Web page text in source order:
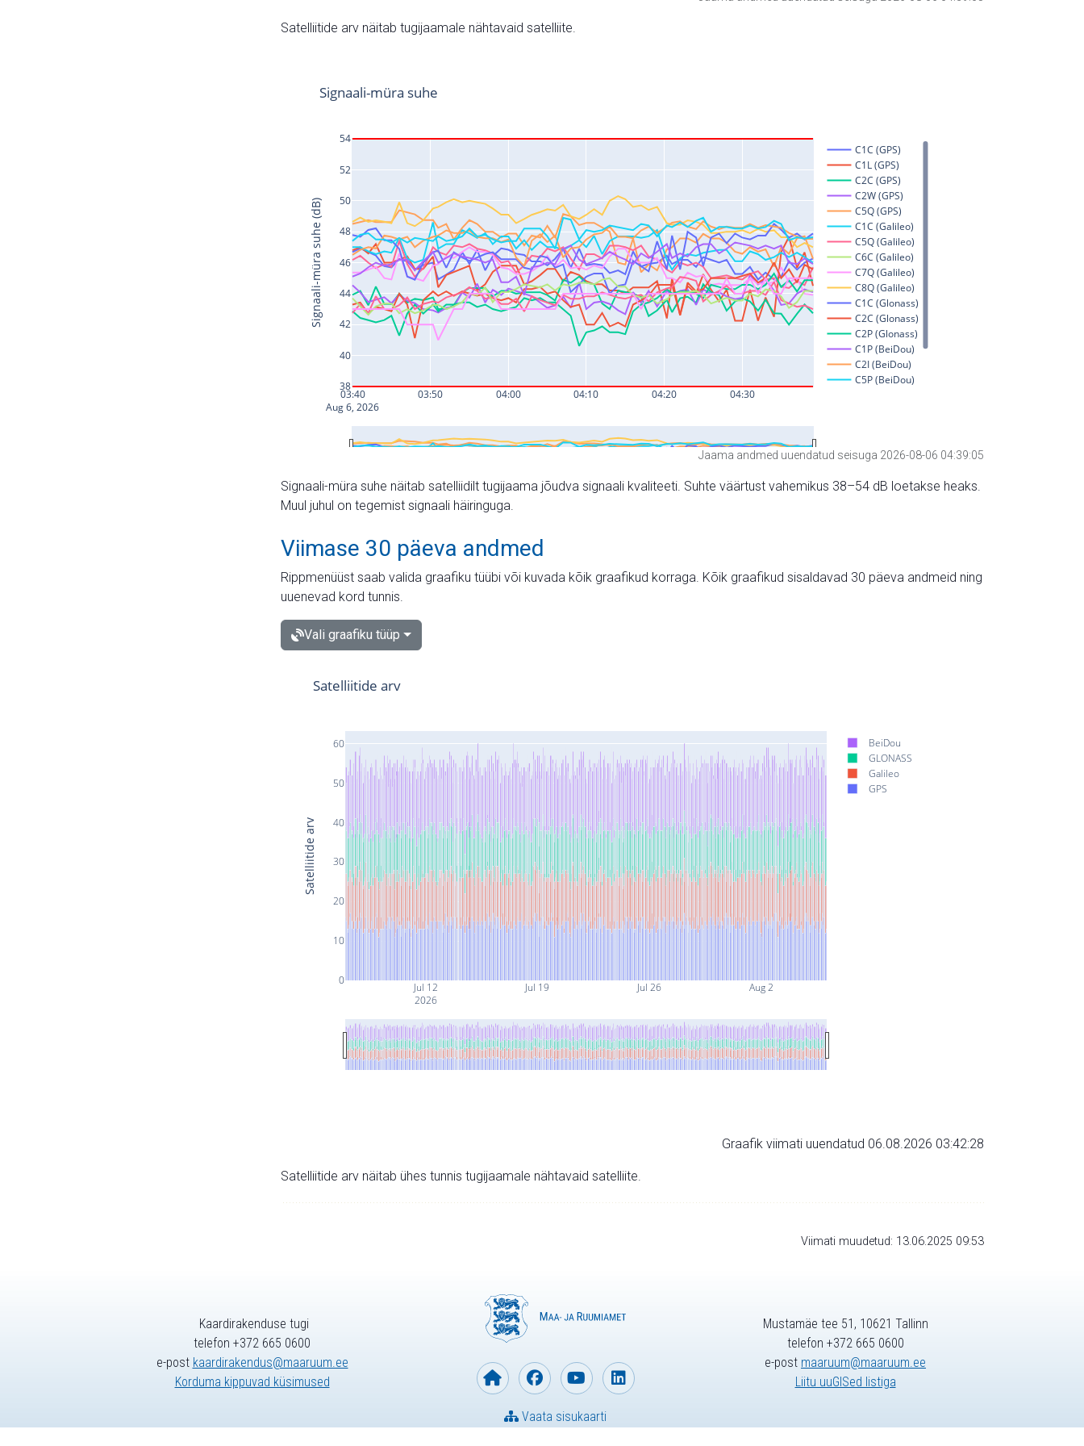
Satelliitide arv näitab tugijaamale nähtavaid satelliite.
Jaama andmed uuendatud seisuga 2026-08-06 04:39:05
Signaali-müra suhe näitab satelliidilt tugijaama jõudva signaali kvaliteeti. Suhte väärtust vahemikus 38–54 dB loetakse heaks.
Muul juhul on tegemist signaali häiringuga.
Viimase 30 päeva andmed
Rippmenüüst saab valida graafiku tüübi või kuvada kõik graafikud korraga. Kõik graafikud sisaldavad 30 päeva andmeid ning
uuenevad kord tunnis.
Vali graafiku tüüp
Jul 12
2026
Jul 19 Jul 26 Aug 2
0
10
20
30
40
50
60
BeiDou
GLONASS
Galileo
GPS
Satelliitide arv
Satelliitide arv
Graafik viimati uuendatud 06.08.2026 03:42:28
Satelliitide arv näitab ühes tunnis tugijaamale nähtavaid satelliite.
Viimati muudetud: 13.06.2025 09:53
Kaardirakenduse tugi
telefon +372 665 0600
e-post kaardirakendus@maaruum.ee
Korduma kippuvad küsimused
Vaata sisukaarti
Mustamäe tee 51, 10621 Tallinn
telefon +372 665 0600
e-post maaruum@maaruum.ee
Liitu uuGISed listiga